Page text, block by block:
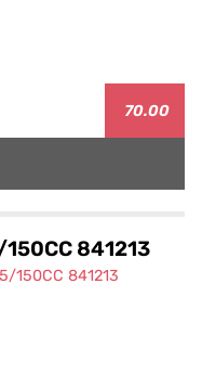
70.00
841213